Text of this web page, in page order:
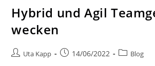
Hybrid und Agil
wecken
Uta Kapp 14/06/2022 Blog